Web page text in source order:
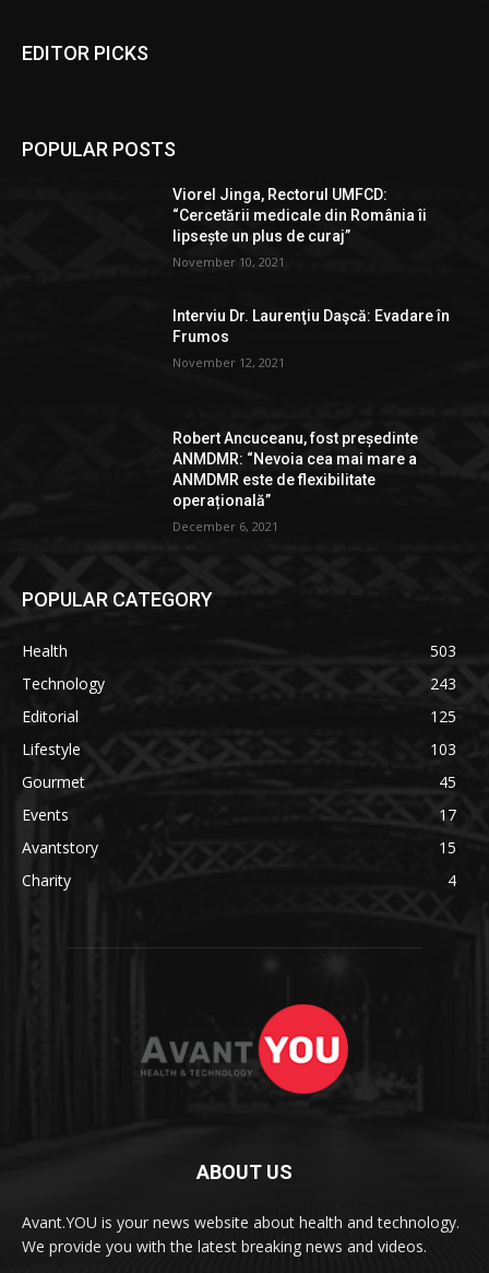
EDITOR PICKS
POPULAR POSTS
Viorel Jinga, Rectorul UMFCD:
“Cercetării medicale din România îi
lipsește un plus de curaj”
November 10, 2021
Interviu Dr. Laurenţiu Daşcă: Evadare în
Frumos
November 12, 2021
Robert Ancuceanu, fost președinte
ANMDMR: “Nevoia cea mai mare a
ANMDMR este de flexibilitate
operațională”
December 6, 2021
POPULAR CATEGORY
Health
503
Technology
243
Editorial
125
Lifestyle
103
Gourmet
45
Events
17
Avantstory
15
Charity
4
ABOUT US
Avant.YOU is your news website about health and technology.
We provide you with the latest breaking news and videos.